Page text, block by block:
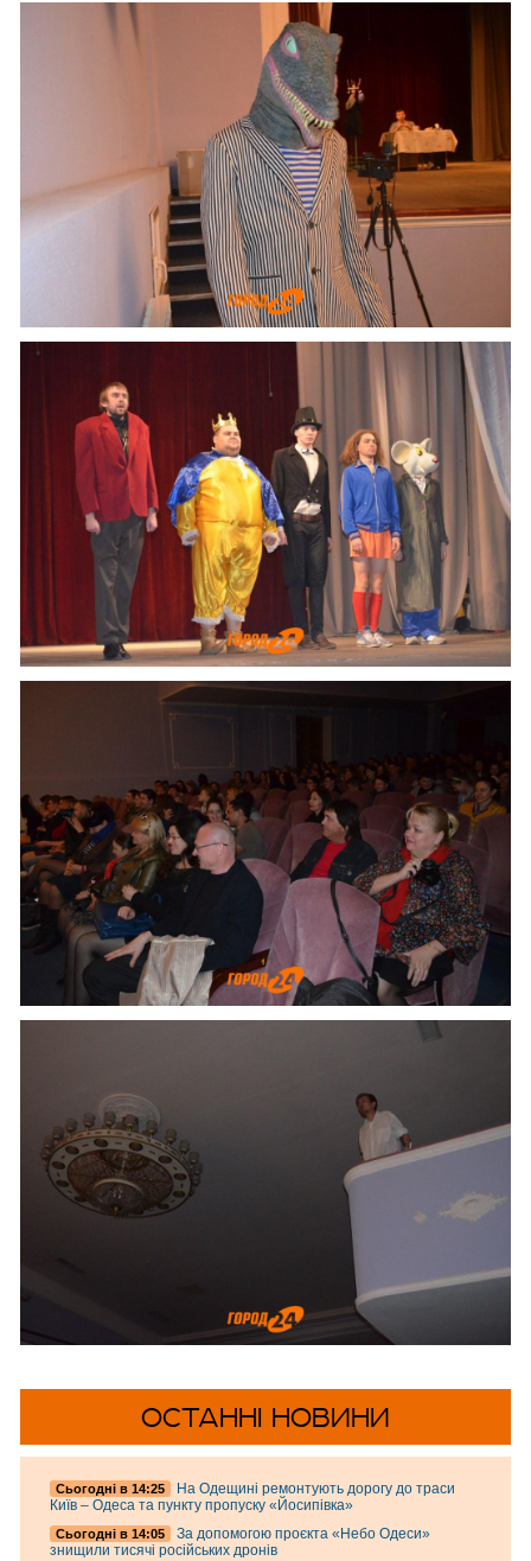
ОСТАННІ НОВИНИ
Cьогодні в 14:25
На Одещині ремонтують дорогу до траси
Київ – Одеса та пункту пропуску «Йосипівка»
Cьогодні в 14:05
За допомогою проєкта «Небо Одеси»
знищили тисячі російських дронів